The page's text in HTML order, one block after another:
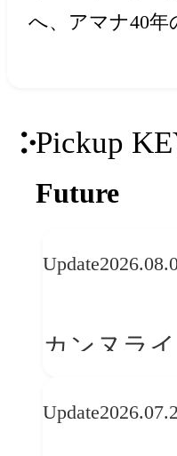
へ、アマナ40
Pickup
Future
Update
カンヌラ
──「優れ
Update